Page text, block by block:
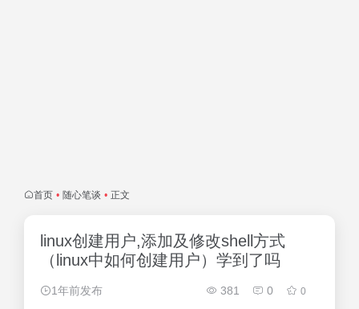
首页 • 随心笔谈 • 正文
linux创建用户,添加及修改shell方式
（linux中如何创建用户）学到了吗
1年前发布 381 0 0